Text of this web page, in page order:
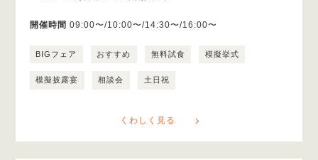
開催時間 09:00〜/10:00〜/14:30〜/16:00〜
BIGフェア おすすめ 無料試食 模擬挙式
模擬披露宴 相談会 土日祝
くわしく見る